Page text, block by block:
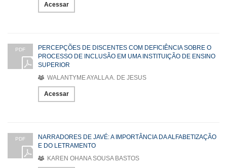
Acessar
PDF
PERCEPÇÕES DE DISCENTES COM DEFICIÊNCIA SOBRE O
PROCESSO DE INCLUSÃO EM UMA INSTITUIÇÃO DE ENSINO
SUPERIOR
WALANTYME AYALLA A. DE JESUS
Acessar
PDF
NARRADORES DE JAVÉ: A IMPORTÂNCIA DA ALFABETIZAÇÃO
E DO LETRAMENTO
KAREN OHANA SOUSA BASTOS